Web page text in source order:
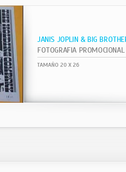
JANIS JOPLIN & BIG
FOTOGRAFIA PROMOCIONAL
TAMAÑO 20 X 26